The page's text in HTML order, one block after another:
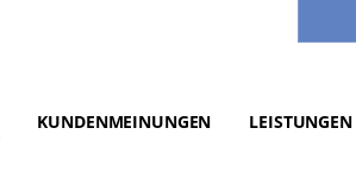
KUNDENMEINUNGEN LEISTUNGEN